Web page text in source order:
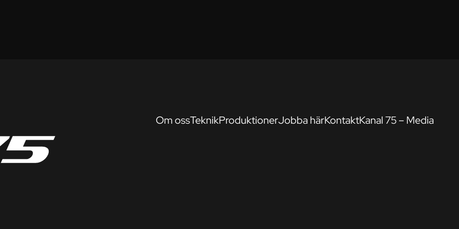
Om ossTeknikProduktionerJobba härKontaktKanal 75 – Media